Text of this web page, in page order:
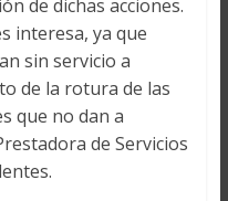
de dichas acciones.
interesa, ya que
sin servicio a
de la rotura de las
que no dan a
de Servicios